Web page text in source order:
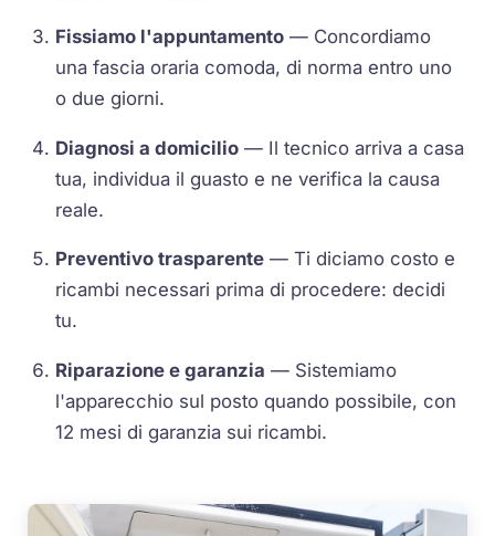
Fissiamo l'appuntamento — Concordiamo
una fascia oraria comoda, di norma entro uno
o due giorni.
Diagnosi a domicilio — Il tecnico arriva a casa
tua, individua il guasto e ne verifica la causa
reale.
Preventivo trasparente — Ti diciamo costo e
ricambi necessari prima di procedere: decidi
tu.
Riparazione e garanzia — Sistemiamo
l'apparecchio sul posto quando possibile, con
12 mesi di garanzia sui ricambi.